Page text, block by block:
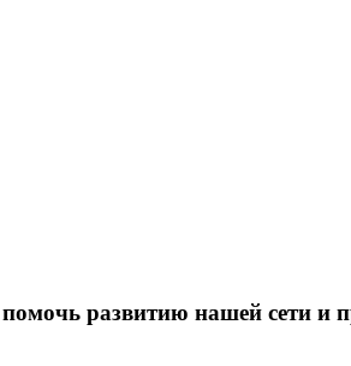
развитию нашей сети и